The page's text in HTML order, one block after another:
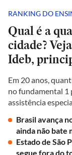
RANKING DO
Qual é a
cidade?
Em 20 anos,
no fundamental 1
assistência
Brasil avança
ainda não bate
Estado de São
segue fora do